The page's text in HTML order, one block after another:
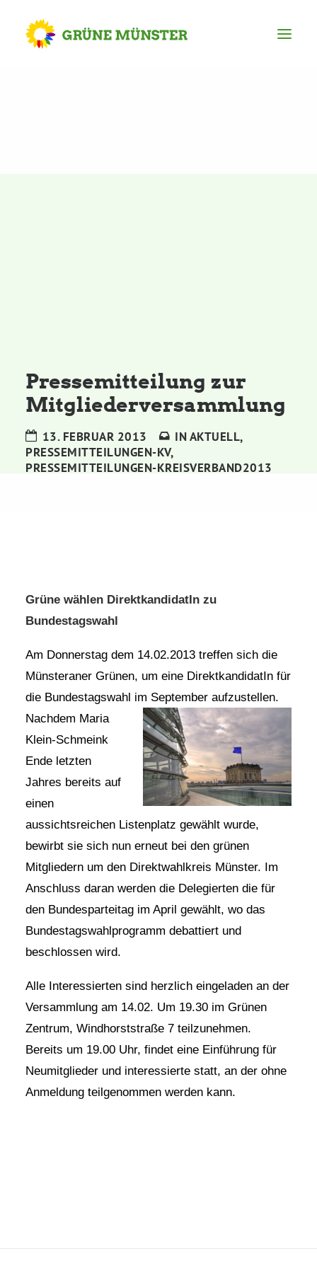
Grünes Zentrum
Personen
Robin Korte, MdL
Delegierte
Grüne im Rathaus
Ratsfraktion
Ratsmitglieder 2025 – 2030
Ratsanträge
Fraktionsgeschäftsstelle
Bezirksvertretungen
Aktiv werden
Termine
Pressemitteilung zur
Mitgliederversammlung
13. FEBRUAR 2013 INAKTUELL,
PRESSEMITTEILUNGEN-KV,
PRESSEMITTEILUNGEN-KREISVERBAND2013
Grüne wählen DirektkandidatIn zu
Bundestagswahl
Am Donnerstag dem 14.02.2013 treffen sich die
Münsteraner Grünen, um eine DirektkandidatIn für
die Bundestagswahl im September aufzustellen.
Nachdem Maria
Klein-Schmeink
Ende letzten
Jahres bereits auf
einen
aussichtsreichen Listenplatz gewählt wurde,
bewirbt sie sich nun erneut bei den grünen
Mitgliedern um den Direktwahlkreis Münster. Im
Anschluss daran werden die Delegierten die für
den Bundesparteitag im April gewählt, wo das
Bundestagswahlprogramm debattiert und
beschlossen wird.
Alle Interessierten sind herzlich eingeladen an der
Versammlung am 14.02. Um 19.30 im Grünen
Zentrum, Windhorststraße 7 teilzunehmen.
Bereits um 19.00 Uhr, findet eine Einführung für
Neumitglieder und interessierte statt, an der ohne
Anmeldung teilgenommen werden kann.